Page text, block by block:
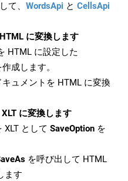
て、 WordsApi と CellsApi
に変換します
HTML に設定した
作成します。
ュメントを HTML に変換
に変換します
XLT として SaveOption を
を呼び出して HTML
ます